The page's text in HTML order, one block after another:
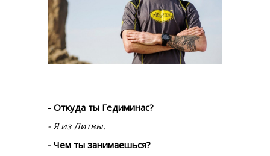
- Откуда ты Гедиминас?
- Я из Литвы.
- Чем ты занимаешься?